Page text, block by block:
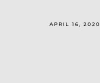
APRIL 16, 2020